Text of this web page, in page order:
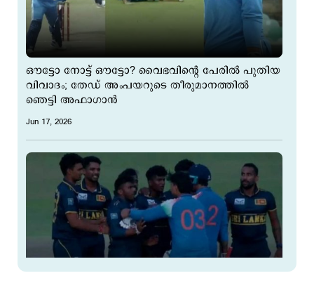
ഔട്ടോ നോട്ട് ഔട്ടോ? വൈഭവിന്‍റെ പേരില്‍ പുതിയ
വിവാദം; തേഡ് അംപയറുടെ തീരുമാനത്തില്‍
ഞെട്ടി അഫാഗാന്‍
Jun 17, 2026